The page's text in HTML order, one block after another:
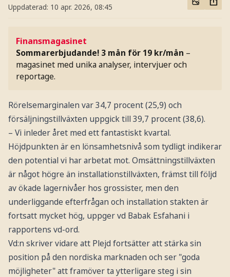
Uppdaterad: 10 apr. 2026, 08:45
Finansmagasinet
Sommarerbjudande! 3 mån för 19 kr/mån –
magasinet med unika analyser, intervjuer och
reportage.
Rörelsemarginalen var 34,7 procent (25,9) och
försäljningstillväxten uppgick till 39,7 procent (38,6).
– Vi inleder året med ett fantastiskt kvartal.
Höjdpunkten är en lönsamhetsnivå som tydligt indikerar
den potential vi har arbetat mot. Omsättningstillväxten
är något högre än installationstillväxten, främst till följd
av ökade lagernivåer hos grossister, men den
underliggande efterfrågan och installation stakten är
fortsatt mycket hög, uppger vd Babak Esfahani i
rapportens vd-ord.
Vd:n skriver vidare att Plejd fortsätter att stärka sin
position på den nordiska marknaden och ser "goda
möjligheter" att framöver ta ytterligare steg i sin